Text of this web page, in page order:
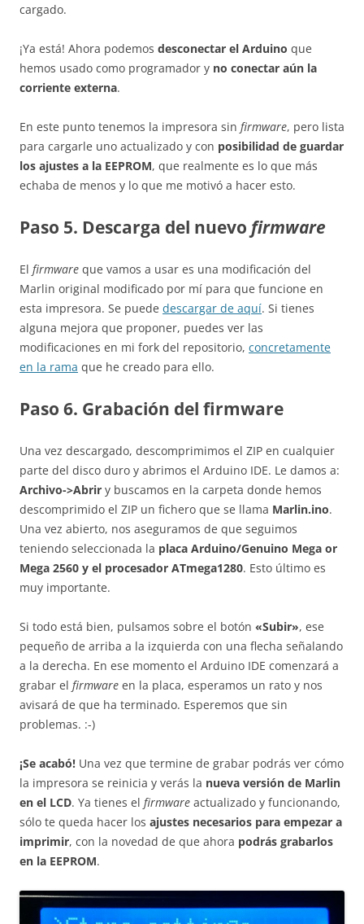
cargado.
¡Ya está! Ahora podemos desconectar el Arduino que
hemos usado como programador y no conectar aún la
corriente externa.
En este punto tenemos la impresora sin firmware, pero lista
para cargarle uno actualizado y con posibilidad de guardar
los ajustes a la EEPROM, que realmente es lo que más
echaba de menos y lo que me motivó a hacer esto.
Paso 5. Descarga del nuevo firmware
El firmware que vamos a usar es una modificación del
Marlin original modificado por mí para que funcione en
esta impresora. Se puede descargar de aquí. Si tienes
alguna mejora que proponer, puedes ver las
modificaciones en mi fork del repositorio, concretamente
en la rama que he creado para ello.
Paso 6. Grabación del firmware
Una vez descargado, descomprimimos el ZIP en cualquier
parte del disco duro y abrimos el Arduino IDE. Le damos a:
Archivo->Abrir y buscamos en la carpeta donde hemos
descomprimido el ZIP un fichero que se llama Marlin.ino.
Una vez abierto, nos aseguramos de que seguimos
teniendo seleccionada la placa Arduino/Genuino Mega or
Mega 2560 y el procesador ATmega1280. Esto último es
muy importante.
Si todo está bien, pulsamos sobre el botón «Subir», ese
pequeño de arriba a la izquierda con una flecha señalando
a la derecha. En ese momento el Arduino IDE comenzará a
grabar el firmware en la placa, esperamos un rato y nos
avisará de que ha terminado. Esperemos que sin
problemas. :-)
¡Se acabó! Una vez que termine de grabar podrás ver cómo
la impresora se reinicia y verás la nueva versión de Marlin
en el LCD. Ya tienes el firmware actualizado y funcionando,
sólo te queda hacer los ajustes necesarios para empezar a
imprimir, con la novedad de que ahora podrás grabarlos
en la EEPROM.